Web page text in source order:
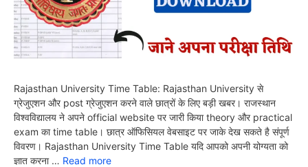
Rajasthan University Time Table: Rajasthan University से
ग्रेजुएशन और post ग्रेजुएशन करने वाले छात्रों के लिए बड़ी खबर। राजस्थान
विश्वविद्यालय ने अपने official website पर जारी किया theory और practical
exam का time table। छात्र ऑफिसियल वेबसाइट पर जाके देख सकते है संपूर्ण
विवरण। Rajasthan University Time Table यदि आपको अपनी योग्यता को
ज्ञात करना … Read more